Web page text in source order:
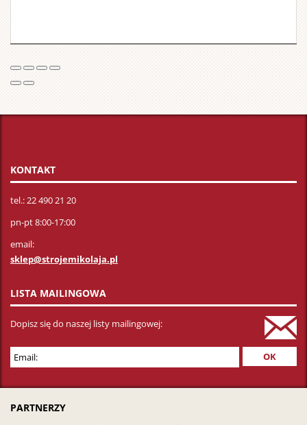
KONTAKT
tel.: 22 490 21 20
pn-pt 8:00-17:00
email:
sklep@strojemikolaja.pl
LISTA MAILINGOWA
Dopisz się do naszej listy mailingowej:
PARTNERZY